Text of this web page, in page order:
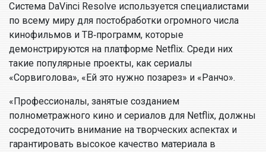
Система DaVinci Resolve используется специалистами
по всему миру для постобработки огромного числа
кинофильмов и ТВ‑программ, которые
демонстрируются на платформе Netflix. Среди них
такие популярные проекты, как сериалы
«Сорвиголова», «Ей это нужно позарез» и «Ранчо».
«Профессионалы, занятые созданием
полнометражного кино и сериалов для Netflix, должны
сосредоточить внимание на творческих аспектах и
гарантировать высокое качество материала в